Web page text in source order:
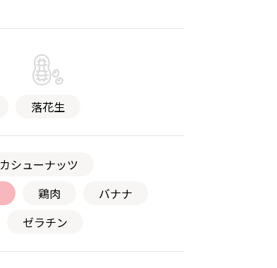
落花生
カシューナッツ
鶏肉
バナナ
ゼラチン